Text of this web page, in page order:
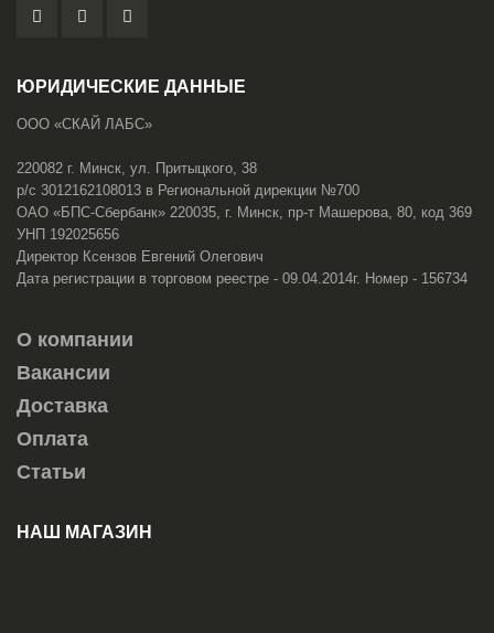
ЮРИДИЧЕСКИЕ ДАННЫЕ
ООО «СКАЙ ЛАБС»
220082 г. Минск, ул. Притыцкого, 38
р/с 3012162108013 в Региональной дирекции №700
ОАО «БПС-Сбербанк» 220035, г. Минск, пр-т Машерова, 80, код 369
УНП 192025656
Директор Ксензов Евгений Олегович
Дата регистрации в торговом реестре - 09.04.2014г. Номер - 156734
О компании
Вакансии
Доставка
Оплата
Статьи
НАШ МАГАЗИН